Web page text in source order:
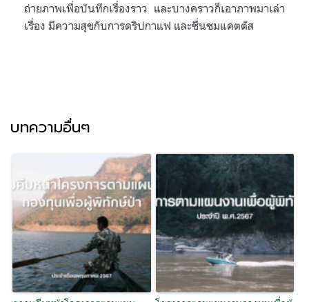
ถ่ายภาพเพื่อบันทึกเรื่องราว และบางคราวก็เอาภาพมาเล่า
เรื่อง มีความสุขกับการดริปกาแฟ และชื่นชมแคตตัส
บทความอื่นๆ